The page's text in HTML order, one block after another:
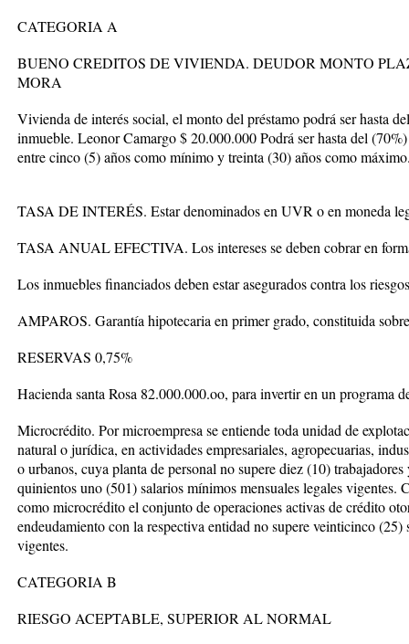
CATEGORIA A
BUENO CREDITOS DE VIVIENDA. DEUDOR MONTO
MORA
Vivienda de interés social, el monto del préstamo podrá ser hasta
inmueble. Leonor Camargo $ 20.000.000 Podrá ser hasta del
entre cinco (5) años como mínimo y treinta (30) años como
TASA DE INTERÉS. Estar denominados en UVR o en moneda
TASA ANUAL EFECTIVA. Los intereses se deben cobrar en
Los inmuebles financiados deben estar asegurados contra los
AMPAROS. Garantía hipotecaria en primer grado, constituida
RESERVAS 0,75%
Hacienda santa Rosa 82.000.000.oo, para invertir en un programa
Microcrédito. Por microempresa se entiende toda unidad de
natural o jurídica, en actividades empresariales, agropecuarias,
o urbanos, cuya planta de personal no supere diez (10)
quinientos uno (501) salarios mínimos mensuales legales vigentes.
como microcrédito el conjunto de operaciones activas de crédito
endeudamiento con la respectiva entidad no supere veinticinco (25)
vigentes.
CATEGORIA B
RIESGO ACEPTABLE, SUPERIOR AL NORMAL